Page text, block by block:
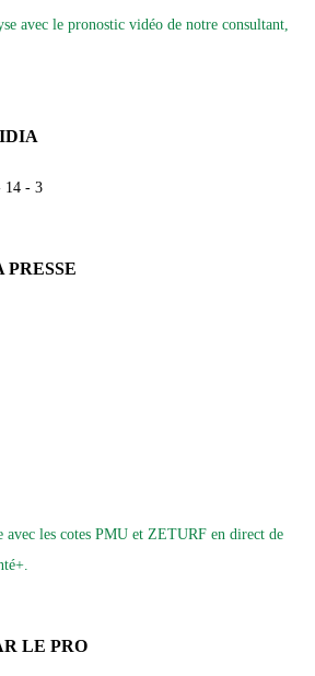
avec le pronostic vidéo de notre consultant,
14 - 3
PRESSE
avec les cotes PMU et ZETURF en direct de
LE PRO